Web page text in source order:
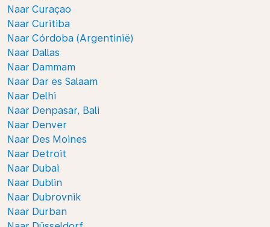
Naar Curaçao
Naar Curitiba
Naar Córdoba (Argentinië)
Naar Dallas
Naar Dammam
Naar Dar es Salaam
Naar Delhi
Naar Denpasar, Bali
Naar Denver
Naar Des Moines
Naar Detroit
Naar Dubai
Naar Dublin
Naar Dubrovnik
Naar Durban